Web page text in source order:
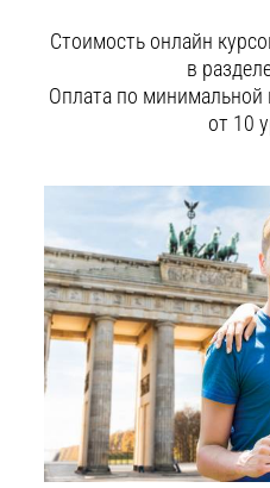
Стоимость онлайн
в
Оплата по минимальной
от 10